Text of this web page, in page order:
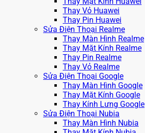
Thay Vỏ Huawei
Thay Pin Huawei
Sửa Điện Thoại Realme
Thay Màn Hình Realme
Thay Mặt Kính Realme
Thay Pin Realme
Thay Vỏ Realme
Sửa Điện Thoại Google
Thay Màn Hình Google
Thay Mặt Kính Google
Thay Kính Lưng Google
Sửa Điện Thoại Nubia
Thay Màn Hình Nubia